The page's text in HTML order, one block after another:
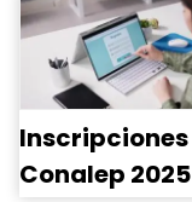
Inscripciones
Conalep 2025